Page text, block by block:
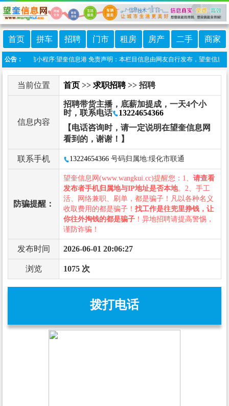
首页 拼车 招聘 门市 租房 房产 二手 商家
公告：
上线微信小程序:望奎信息港 免责声明：本栏目信息由网友自行发布，望奎信息
当前位置 首页 >> 求职招聘>> 招聘
信息内容
招聘带货主播，底薪加提成，一天4个小
时，联系电话
13224654366
【电话咨询时，请一定说明在望奎信息网
看到的，谢谢！】
联系手机 13224654366 号码归属地:绥化市联通
防骗提醒：
望奎信息网(www.wangkui.cc)提醒您：1、 请查看
发布者手机归属地与IP地址是否本地。2、手工
活、网络兼职、刷单，都是骗子！凡以各种名义
收取费用的都是骗子！ 找工作是往兜里挣钱，让
你往外掏钱的都是骗子 ！异地招聘请提高警惕，
谨防诈骗！
发布时间 2026-06-01 20:06:27
浏览 1075 次
拨打电话